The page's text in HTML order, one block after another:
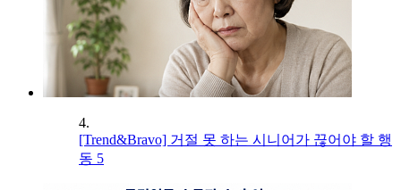
4.
[Trend&Bravo] 거절 못 하는 시니어가 끊어야 할 행
동 5